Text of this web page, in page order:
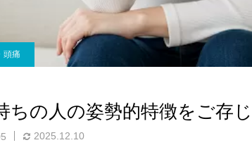
頭痛
ちの人の姿勢的特徴をご存
2025.12.10